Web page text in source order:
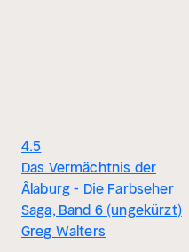
4.5
Das Vermächtnis der
Âlaburg - Die Farbseher
Saga, Band 6 (ungekürzt)
Greg Walters